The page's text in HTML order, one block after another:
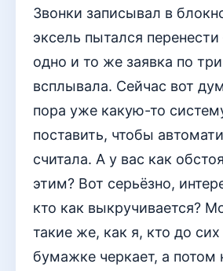
Звонки записывал в
эксель пытался
одно и то же заявка по
всплывала. Сейчас вот
пора уже какую-то
поставить, чтобы
считала. А у вас как
этим? Вот серьёзно,
кто как выкручивается?
такие же, как я, кто до сих
бумажке черкает, а потом